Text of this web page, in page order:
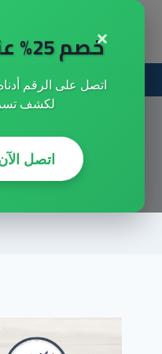
×
خصم 25% عند الاتصال الآن!
اتصل على الرقم
لكشف
اتصل الآن
التجاوز
احصل علي خصم